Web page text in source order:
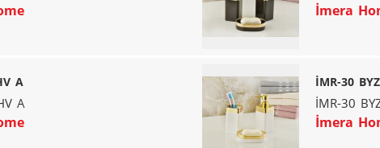
İmera
A
A
İMR-30
İMR-30
İmera